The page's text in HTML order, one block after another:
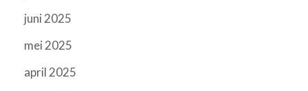
juni 2025
mei 2025
april 2025